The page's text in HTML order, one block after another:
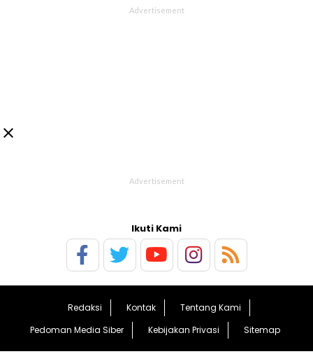

Ikuti Kami
Redaksi Kontak
Tentang Kami
Pedoman Media Siber
Kebijakan Privasi Sitemap